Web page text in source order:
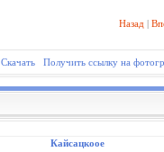
Назад |
Скачать Получить ссылку на
Кайсацкоое